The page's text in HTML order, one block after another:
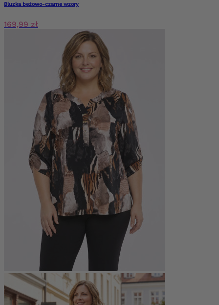
Bluzka beżowo-czarne wzory
169,99 zł